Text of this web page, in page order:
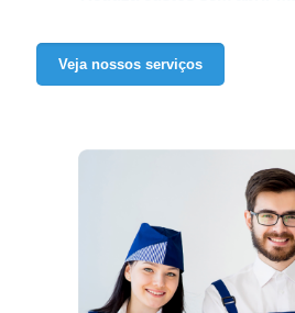
Veja nossos serviços